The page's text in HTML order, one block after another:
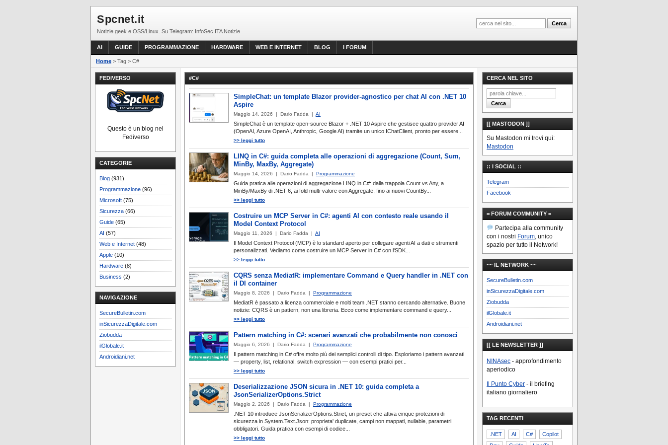
Spcnet.it
Notizie geek e OSS/Linux. Su Telegram: InfoSec ITA Notizie
AI GUIDE PROGRAMMAZIONE HARDWARE WEB E INTERNET BLOG I FORUM
Home > Tag > C#
FEDIVERSO
Questo è un blog nel
Fediverso
CATEGORIE
Blog (931)
Programmazione (96)
Microsoft (75)
Sicurezza (66)
Guide (65)
AI (57)
Web e Internet (48)
Apple (10)
Hardware (8)
Business (2)
NAVIGAZIONE
SecureBulletin.com
inSicurezzaDigitale.com
Ziobudda
ilGlobale.it
Androidiani.net
#C#
SimpleChat: un template Blazor provider-agnostico per chat AI con .NET 10
Aspire
Maggio 14, 2026 | Dario Fadda | AI
SimpleChat è un template open-source Blazor + .NET 10 Aspire che gestisce quattro provider AI
(OpenAI, Azure OpenAI, Anthropic, Google AI) tramite un unico IChatClient, pronto per essere...
>> leggi tutto
LINQ in C#: guida completa alle operazioni di aggregazione (Count, Sum,
MinBy, MaxBy, Aggregate)
Maggio 14, 2026 | Dario Fadda | Programmazione
Guida pratica alle operazioni di aggregazione LINQ in C#: dalla trappola Count vs Any, a
MinBy/MaxBy di .NET 6, ai fold multi-valore con Aggregate, fino ai nuovi CountBy...
>> leggi tutto
Costruire un MCP Server in C#: agenti AI con contesto reale usando il
Model Context Protocol
Maggio 11, 2026 | Dario Fadda | AI
Il Model Context Protocol (MCP) è lo standard aperto per collegare agenti AI a dati e strumenti
personalizzati. Vediamo come costruire un MCP Server in C# con l'SDK...
>> leggi tutto
CQRS senza MediatR: implementare Command e Query handler in .NET con
il DI container
Maggio 8, 2026 | Dario Fadda | Programmazione
MediatR è passato a licenza commerciale e molti team .NET stanno cercando alternative. Buone
notizie: CQRS è un pattern, non una libreria. Ecco come implementare command e query...
>> leggi tutto
Pattern matching in C#: scenari avanzati che probabilmente non conosci
Maggio 6, 2026 | Dario Fadda | Programmazione
Il pattern matching in C# offre molto più dei semplici controlli di tipo. Esploriamo i pattern avanzati
— property, list, relational, switch expression — con esempi pratici per...
>> leggi tutto
Deserializzazione JSON sicura in .NET 10: guida completa a
JsonSerializerOptions.Strict
Maggio 2, 2026 | Dario Fadda | Programmazione
.NET 10 introduce JsonSerializerOptions.Strict, un preset che attiva cinque protezioni di
sicurezza in System.Text.Json: proprieta' duplicate, campi non mappati, nullable, parametri
obbligatori. Guida pratica con esempi di codice...
>> leggi tutto
CERCA NEL SITO
[[ MASTODON ]]
Su Mastodon mi trovi qui:
Mastodon
:: I SOCIAL ::
Telegram
Facebook
= FORUM COMMUNITY =
Partecipa alla community
con i nostri Forum, unico
spazio per tutto il Network!
~~ IL NETWORK ~~
SecureBulletin.com
inSicurezzaDigitale.com
Ziobudda
ilGlobale.it
Androidiani.net
[[ LE NEWSLETTER ]]
NINAsec - approfondimento
aperiodico
Il Punto Cyber - il briefing
italiano giornaliero
TAG RECENTI
.NET AI C#
Copilot